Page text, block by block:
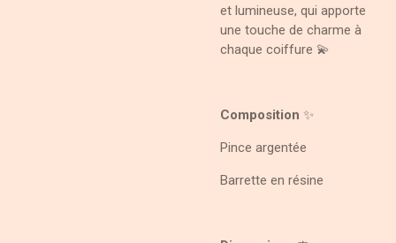
et lumineuse, qui apporte
une touche de charme à
chaque coiffure 💫
Composition ✨
Pince argentée
Barrette en résine